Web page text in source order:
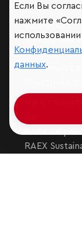
Аналитика
Контактная
Обратная
RAEX
Если Вы
нажмите
данных.